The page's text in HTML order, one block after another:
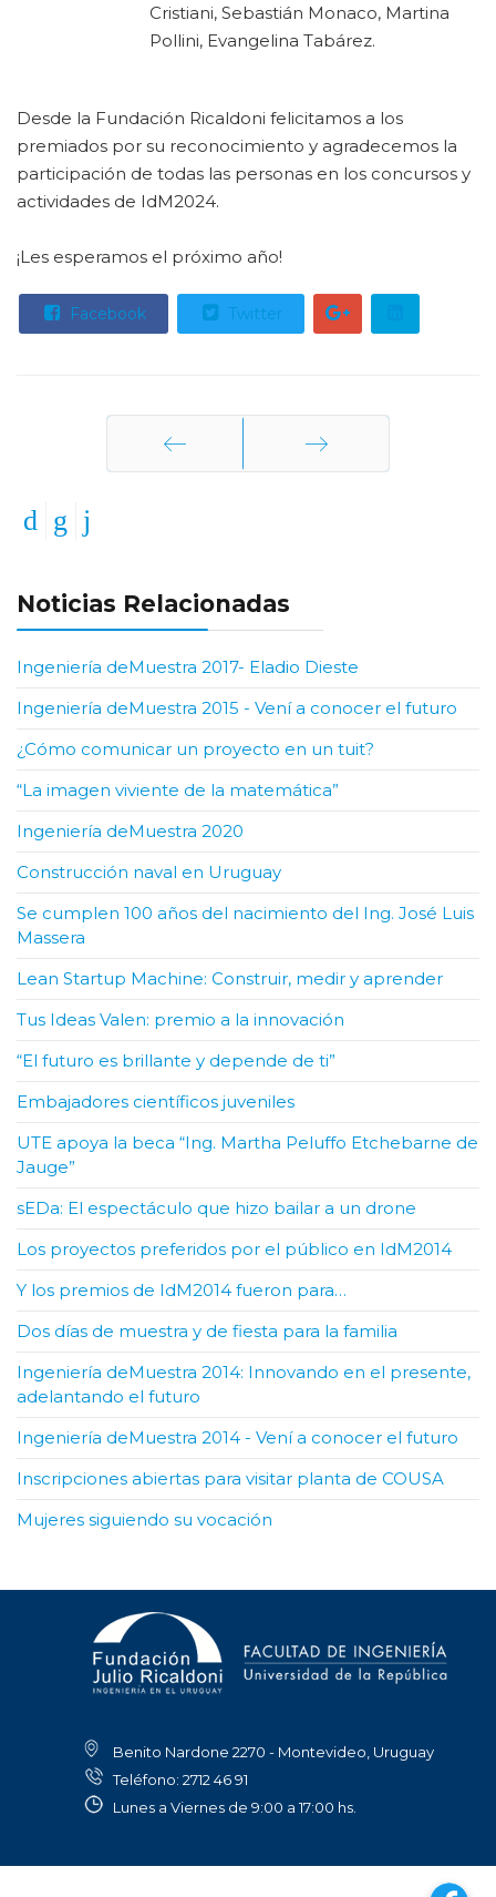
Cristiani, Sebastián Monaco, Martina
Pollini, Evangelina Tabárez.
Desde la Fundación Ricaldoni felicitamos a los
premiados por su reconocimiento y agradecemos la
participación de todas las personas en los concursos y
actividades de IdM2024.
¡Les esperamos el próximo año!
Facebook Twitter
Noticias Relacionadas
Ingeniería deMuestra 2017- Eladio Dieste
Ingeniería deMuestra 2015 - Vení a conocer el futuro
¿Cómo comunicar un proyecto en un tuit?
“La imagen viviente de la matemática”
Ingeniería deMuestra 2020
Construcción naval en Uruguay
Se cumplen 100 años del nacimiento del Ing. José Luis
Massera
Lean Startup Machine: Construir, medir y aprender
Tus Ideas Valen: premio a la innovación
“El futuro es brillante y depende de ti”
Embajadores científicos juveniles
UTE apoya la beca “Ing. Martha Peluffo Etchebarne de
Jauge”
sEDa: El espectáculo que hizo bailar a un drone
Los proyectos preferidos por el público en IdM2014
Y los premios de IdM2014 fueron para…
Dos días de muestra y de fiesta para la familia
Ingeniería deMuestra 2014: Innovando en el presente,
adelantando el futuro
Ingeniería deMuestra 2014 - Vení a conocer el futuro
Inscripciones abiertas para visitar planta de COUSA
Mujeres siguiendo su vocación
Benito Nardone 2270 - Montevideo, Uruguay
Teléfono: 2712 46 91
Lunes a Viernes de 9:00 a 17:00 hs.